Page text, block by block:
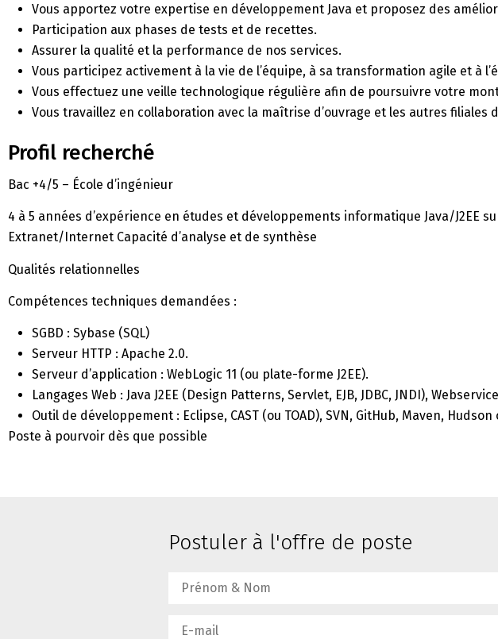
Vous apportez votre expertise en développement Java et proposez des
Participation aux phases de tests et de recettes.
Assurer la qualité et la performance de nos services.
Vous participez activement à la vie de l’équipe, à sa transformation agile et à
Vous effectuez une veille technologique régulière afin de poursuivre votre
Vous travaillez en collaboration avec la maîtrise d’ouvrage et les autres filiales
Profil recherché
Bac +4/5 – École d’ingénieur
4 à 5 années d’expérience en études et développements informatique Java/J2EE
Extranet/Internet Capacité d’analyse et de synthèse
Qualités relationnelles
Compétences techniques demandées :
SGBD : Sybase (SQL)
Serveur HTTP : Apache 2.0.
Serveur d’application : WebLogic 11 (ou plate-forme J2EE).
Langages Web : Java J2EE (Design Patterns, Servlet, EJB, JDBC, JNDI),
Outil de développement : Eclipse, CAST (ou TOAD), SVN, GitHub, Maven, Hudson
Poste à pourvoir dès que possible
Postuler à l'offre de poste